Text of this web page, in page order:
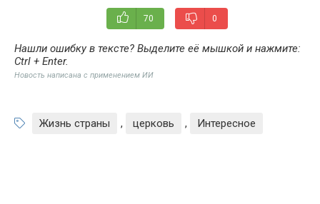
70 0
Нашли ошибку в тексте? Выделите её мышкой и нажмите:
Ctrl + Enter.
Новость написана с применением ИИ
Жизнь страны , церковь , Интересное